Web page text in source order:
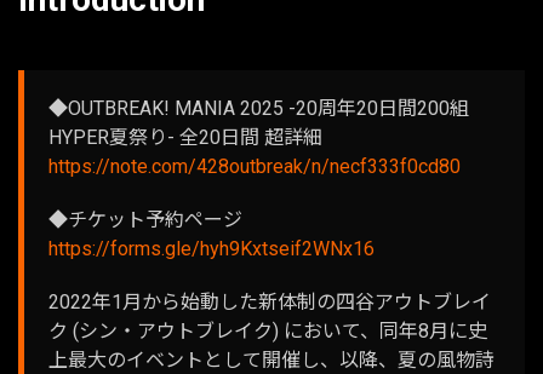
◆OUTBREAK! MANIA 2025 -20周年20日間200組
HYPER夏祭り- 全20日間 超詳細
https://note.com/428outbreak/n/necf333f0cd80
◆チケット予約ページ
https://forms.gle/hyh9Kxtseif2WNx16
2022年1月から始動した新体制の四谷アウトブレイ
ク (シン・アウトブレイク) において、同年8月に史
上最大のイベントとして開催し、以降、夏の風物詩